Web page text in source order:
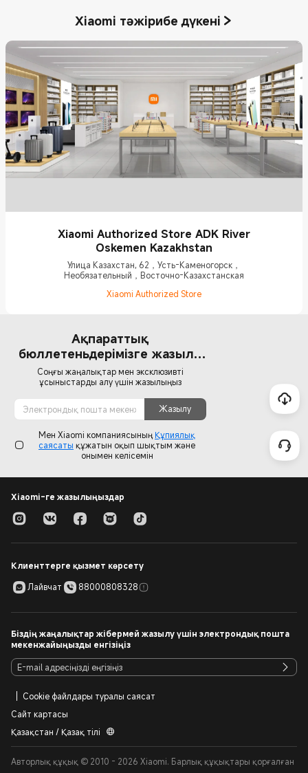
Xiaomi тәжірибе дүкені
Xiaomi Authorized Store ADK River
Oskemen Kazakhstan
Улица Казахстан, 62，Усть-Каменогорск，
Необязательный，Восточно-Казахстанская
Xiaomi Authorized Store
Ақпараттық
бюллетеньдерімізге жазылу
үшін
Соңғы жаңалықтар мен эксклюзивті
ұсыныстарды алу үшін жазылыңыз
Жазылу
Мен Xiaomi компаниясының Құпиялық
саясаты құжатын оқып шықтым және
онымен келісемін
Xiaomi-ге жазылыңыздар
Клиенттерге қызмет көрсету
Лайвчат
88000808328
Біздің жаңалықтар жібермей жазылу үшін электрондық пошта
мекенжайыңызды енгізіңіз
Cookie файлдары туралы саясат
Сайт картасы
Қазақстан / Қазақ тілі
Авторлық құқық © 2010 - 2026 Xiaomi. Барлық құқықтары қорғалған